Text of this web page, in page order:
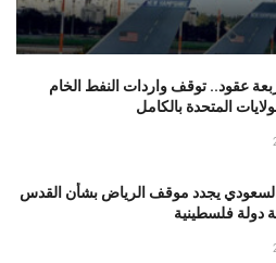
عقود.. توقف واردات النفط الخام
المتحدة بالكامل
السعودي يجدد موقف الرياض بشأن القدس
دولة فلسطينية